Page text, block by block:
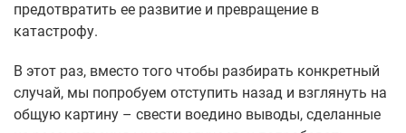
предотвратить ее развитие и превращение в
катастрофу.
В этот раз, вместо того чтобы разбирать конкретный
случай, мы попробуем отступить назад и взглянуть на
общую картину – свести воедино выводы, сделанные